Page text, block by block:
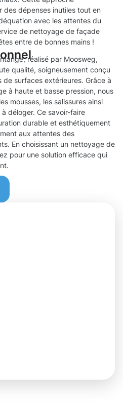
des dépenses inutiles tout en
avec les attentes du
de nettoyage de façade
entre de bonnes mains !
réalisé par Moosweg,
qualité, soigneusement conçu
de surfaces extérieures. Grâce à
à haute et basse pression, nous
mousses, les salissures ainsi
déloger. Ce savoir-faire
durable et esthétiquement
aux attentes des
En choisissant un nettoyage de
pour une solution efficace qui